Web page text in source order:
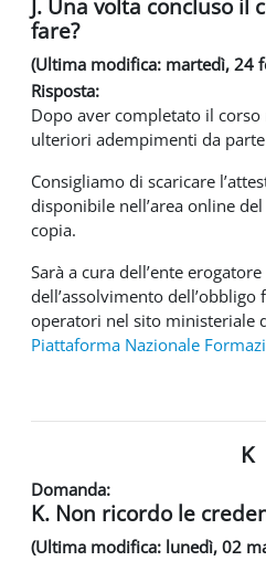
J. Una volta concluso il
fare?
(Ultima modifica: martedì, 24
Risposta:
Dopo aver completato il
ulteriori adempimenti da
Consigliamo di scaricare
disponibile nell’area online
copia.
Sarà a cura dell’ente
dell’assolvimento
operatori nel sito ministeriale
Piattaforma Nazionale
K
Domanda:
K. Non ricordo le
(Ultima modifica: lunedì, 02